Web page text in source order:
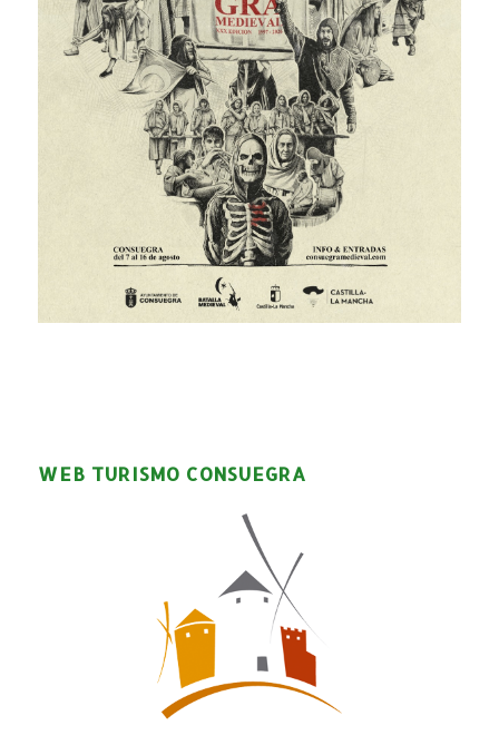
WEB TURISMO CONSUEGRA